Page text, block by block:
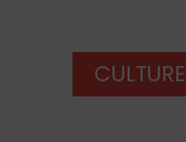
CULTURE